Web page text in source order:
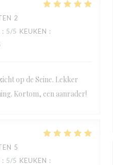
2
: 5/5 KEUKEN :
op de Seine. Lekker
Kortom, een aanrader!
5
: 5/5 KEUKEN :